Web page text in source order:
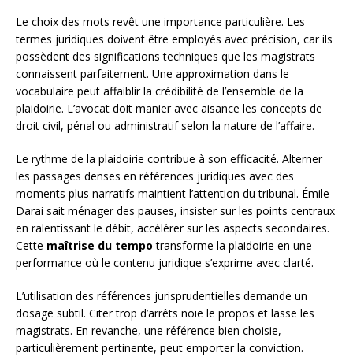
Le choix des mots revêt une importance particulière. Les
termes juridiques doivent être employés avec précision, car ils
possèdent des significations techniques que les magistrats
connaissent parfaitement. Une approximation dans le
vocabulaire peut affaiblir la crédibilité de l’ensemble de la
plaidoirie. L’avocat doit manier avec aisance les concepts de
droit civil, pénal ou administratif selon la nature de l’affaire.
Le rythme de la plaidoirie contribue à son efficacité. Alterner
les passages denses en références juridiques avec des
moments plus narratifs maintient l’attention du tribunal. Émile
Darai sait ménager des pauses, insister sur les points centraux
en ralentissant le débit, accélérer sur les aspects secondaires.
Cette maîtrise du tempo transforme la plaidoirie en une
performance où le contenu juridique s’exprime avec clarté.
L’utilisation des références jurisprudentielles demande un
dosage subtil. Citer trop d’arrêts noie le propos et lasse les
magistrats. En revanche, une référence bien choisie,
particulièrement pertinente, peut emporter la conviction.